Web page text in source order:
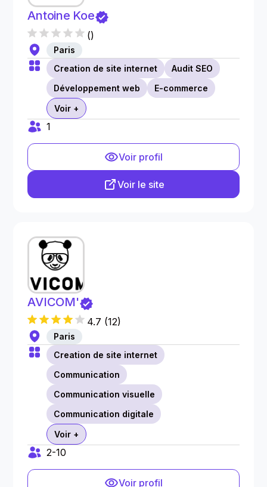
Antoine Koe
()
Paris
Creation de site internet
Audit SEO
Développement web
E-commerce
Voir +
1
Voir profil
Voir le site
AVICOM'
4.7 (12)
Paris
Creation de site internet
Communication
Communication visuelle
Communication digitale
Voir +
2-10
Voir profil